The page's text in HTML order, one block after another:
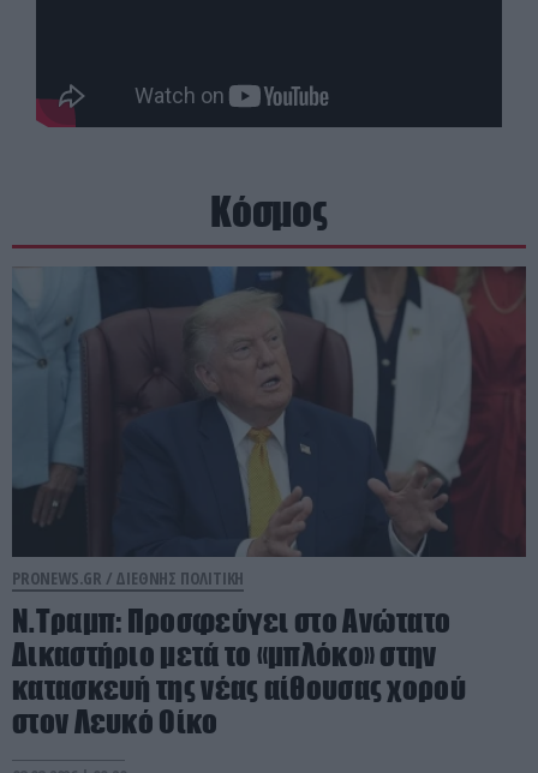
Κόσμος
PRONEWS.GR / ΔΙΕΘΝΗΣ ΠΟΛΙΤΙΚΗ
Ν.Τραμπ: Προσφεύγει στο Ανώτατο
Δικαστήριο μετά το «μπλόκο» στην
κατασκευή της νέας αίθουσας χορού
στον Λευκό Οίκο